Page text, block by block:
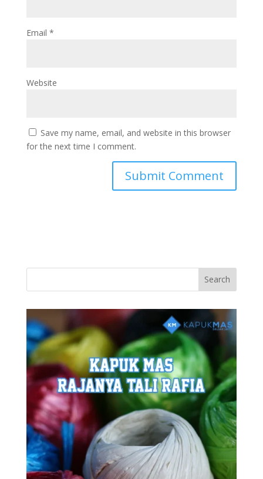
Email *
Website
Save my name, email, and website in this browser
for the next time I comment.